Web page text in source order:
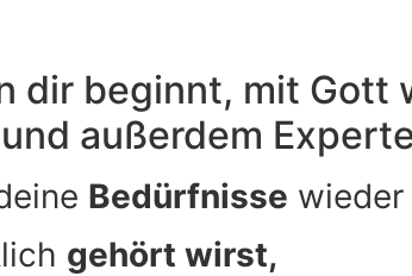
dir beginnt, mit Gott
außerdem
Bedürfnisse wieder
gehört wirst,